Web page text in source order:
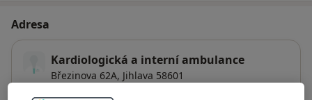
Adresa
Kardiologická a interní ambulance
Březinova 62A, Jihlava 58601